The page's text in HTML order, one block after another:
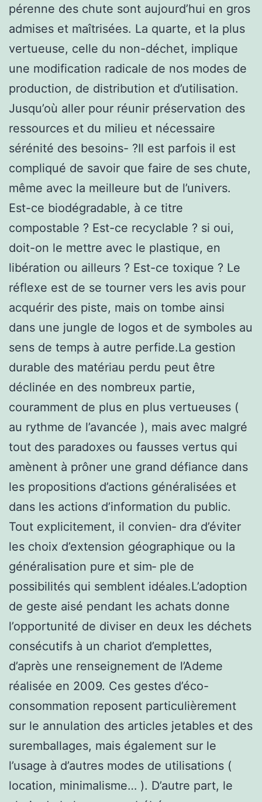
pérenne des chute sont aujourd’hui en gros
admises et maîtrisées. La quarte, et la plus
vertueuse, celle du non-déchet, implique
une modification radicale de nos modes de
production, de distribution et d’utilisation.
Jusqu’où aller pour réunir préservation des
ressources et du milieu et nécessaire
sérénité des besoins- ?Il est parfois il est
compliqué de savoir que faire de ses chute,
même avec la meilleure but de l’univers.
Est-ce biodégradable, à ce titre
compostable ? Est-ce recyclable ? si oui,
doit-on le mettre avec le plastique, en
libération ou ailleurs ? Est-ce toxique ? Le
réflexe est de se tourner vers les avis pour
acquérir des piste, mais on tombe ainsi
dans une jungle de logos et de symboles au
sens de temps à autre perfide.La gestion
durable des matériau perdu peut être
déclinée en des nombreux partie,
couramment de plus en plus vertueuses (
au rythme de l’avancée ), mais avec malgré
tout des paradoxes ou fausses vertus qui
amènent à prôner une grand défiance dans
les propositions d’actions généralisées et
dans les actions d’information du public.
Tout explicitement, il convien‑ dra d’éviter
les choix d’extension géographique ou la
généralisation pure et sim‑ ple de
possibilités qui semblent idéales.L’adoption
de geste aisé pendant les achats donne
l’opportunité de diviser en deux les déchets
consécutifs à un chariot d’emplettes,
d’après une renseignement de l’Ademe
réalisée en 2009. Ces gestes d’éco-
consommation reposent particulièrement
sur le annulation des articles jetables et des
suremballages, mais également sur le
l’usage à d’autres modes de utilisations (
location, minimalisme… ). D’autre part, le